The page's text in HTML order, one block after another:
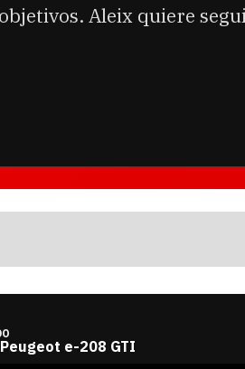
Aleix quiere
e-208 GTI